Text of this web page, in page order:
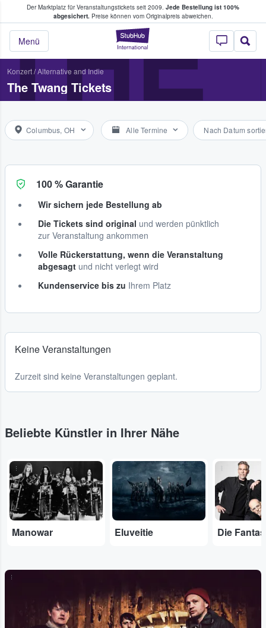
Der Marktplatz für Veranstaltungstickets seit 2009. Jede Bestellung ist 100%
abgesichert.Preise können vom Originalpreis abweichen.
StubHub - Wo
Menü
Tickets kaufen & verkaufen
Konzert/Alternative and Indie
The Twang Tickets
Columbus, OH Alle Termine Nach Datum
100 % Garantie
Wir sichern jede Bestellung ab
Die Tickets sind original und werden pünktlich
zur Veranstaltung ankommen
Volle Rückerstattung, wenn die Veranstaltung
abgesagt und nicht verlegt wird
Kundenservice bis zu Ihrem Platz
Keine Veranstaltungen
Zurzeit sind keine Veranstaltungen geplant.
Beliebte Künstler in Ihrer Nähe
...
Manowar
...
Eluveitie
...